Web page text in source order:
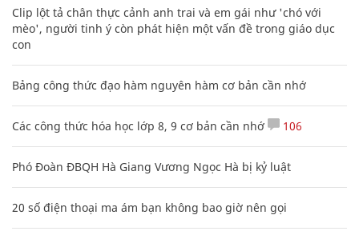
Clip lột tả chân thực cảnh anh trai và em gái như 'chó với
mèo', người tinh ý còn phát hiện một vấn đề trong giáo dục
con
Bảng công thức đạo hàm nguyên hàm cơ bản cần nhớ
Các công thức hóa học lớp 8, 9 cơ bản cần nhớ 106
Phó Đoàn ĐBQH Hà Giang Vương Ngọc Hà bị kỷ luật
20 số điện thoại ma ám bạn không bao giờ nên gọi